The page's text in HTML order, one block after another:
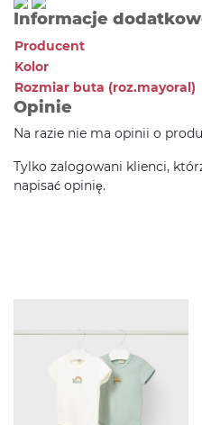
Informacje
Producent
Kolor
Rozmiar buta (roz.mayoral)
Opinie
Na razie nie ma opinii o
Tylko zalogowani klienci,
napisać opinię.